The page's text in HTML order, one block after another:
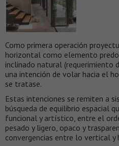
Como primera operación
horizontal como elemento
inclinado natural (requerimiento
una intención de volar hacia el
se tratase.
Estas intenciones se remiten a
búsqueda de equilibrio espacial
funcional y artístico, entre el
pesado y ligero, opaco y
convergencias entre lo vertical y